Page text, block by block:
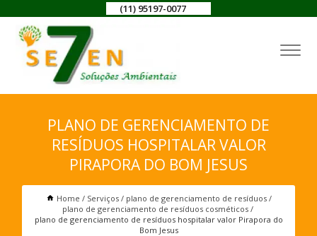
(11) 95197-0077
PLANO DE GERENCIAMENTO DE
RESÍDUOS HOSPITALAR VALOR
PIRAPORA DO BOM JESUS
Home Serviços
plano de gerenciamento de resíduos
plano de gerenciamento de resíduos cosméticos
plano de gerenciamento de resíduos hospitalar valor Pirapora do
Bom Jesus